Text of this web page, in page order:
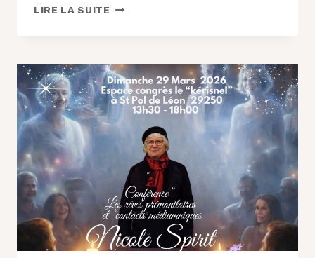
LIRE LA SUITE ATELIERS
NUMÉROLOGIE,
LA
PSYCHOGÉNÉALOGIE,
INITIATION
MÉDIUMNITÉ,
MARS
2026